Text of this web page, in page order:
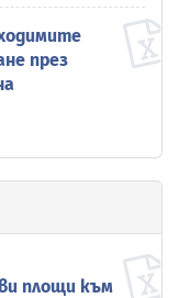
през
площи към